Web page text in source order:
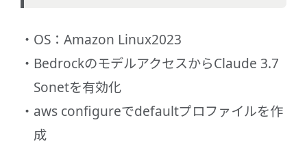
OS：Amazon Linux2023
BedrockのモデルアクセスからClaude 3.7
Sonetを有効化
aws configureでdefaultプロファイルを作
成